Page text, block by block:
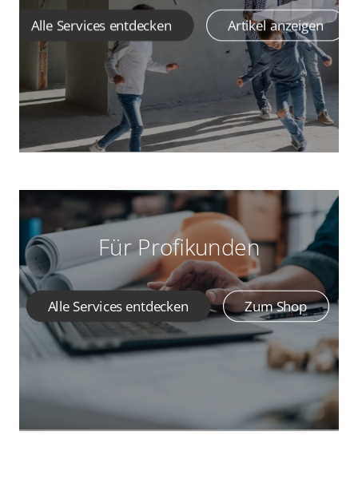
Alle Services entdecken Artikel anzeigen
Für Profikunden
Alle Services entdecken Zum Shop